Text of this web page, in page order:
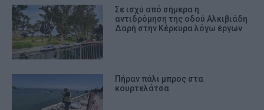
Σε ισχύ από σήμερα η
αντιδρόμηση της οδού Αλκιβιάδη
Δαρή στην Κέρκυρα λόγω έργων
Πήραν πάλι μπρος στα
κουρτελάτσα